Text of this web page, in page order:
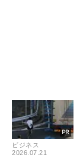
ビジネス
2026.07.21